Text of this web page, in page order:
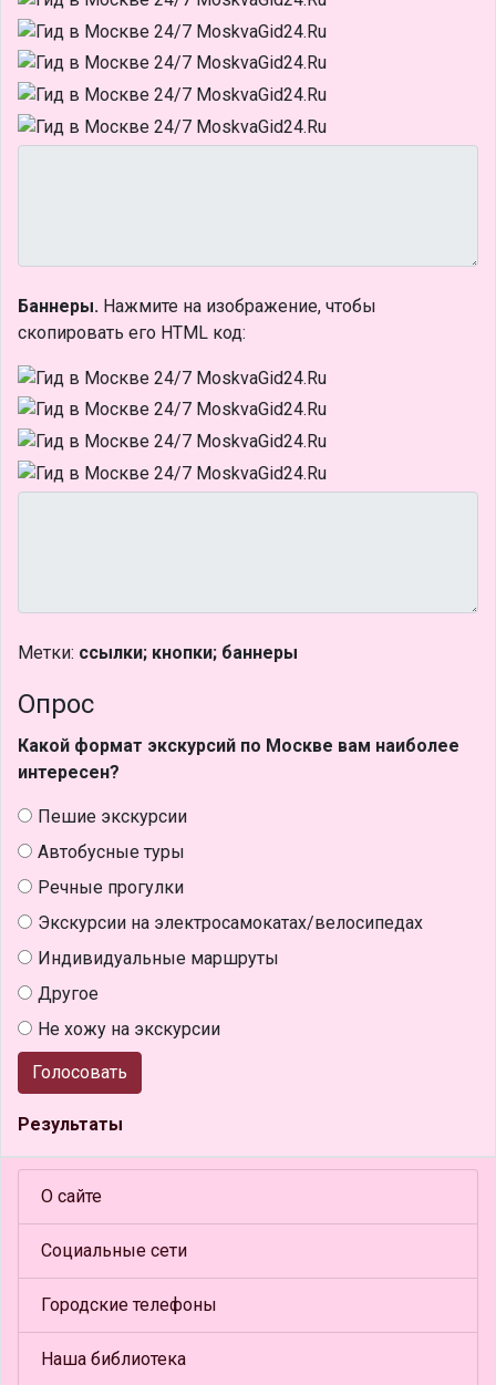
Баннеры. Нажмите на изображение, чтобы
скопировать его HTML код:
Метки: ссылки; кнопки; баннеры
Опрос
Какой формат экскурсий по Москве вам наиболее
интересен?
Пешие экскурсии
Автобусные туры
Речные прогулки
Экскурсии на электросамокатах/велосипедах
Индивидуальные маршруты
Другое
Не хожу на экскурсии
Голосовать
Результаты
О сайте
Социальные сети
Городские телефоны
Наша библиотека